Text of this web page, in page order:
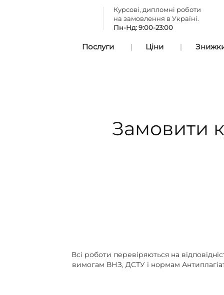
Курсові, дипломні роботи
на замовлення в Україні.
Пн-Нд: 9:00-23:00
Послуги Ціни Знижки
Замовити
Всі роботи перевіряються на
вимогам ВНЗ, ДСТУ і нормам